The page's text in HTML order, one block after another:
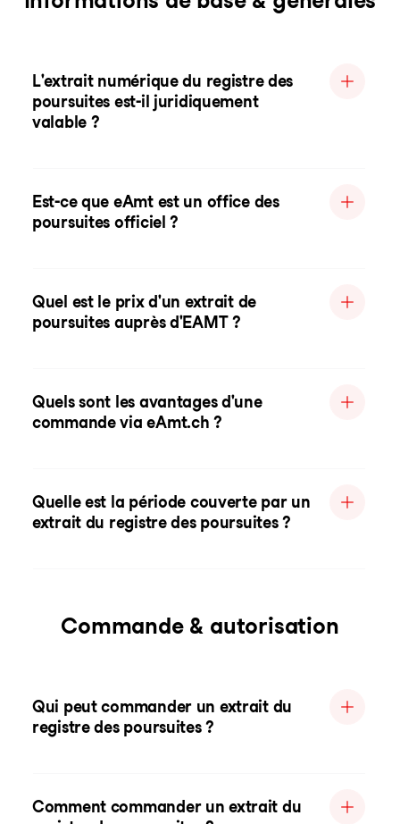
L'extrait numérique du registre des
poursuites est-il juridiquement
valable ?
Est-ce que eAmt est un office des
poursuites officiel ?
Quel est le prix d'un extrait de
poursuites auprès d'EAMT ?
Quels sont les avantages d'une
commande via eAmt.ch ?
Quelle est la période couverte par un
extrait du registre des poursuites ?
Commande & autorisation
Qui peut commander un extrait du
registre des poursuites ?
Comment commander un extrait du